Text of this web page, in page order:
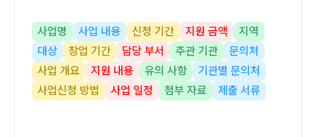
사업명 사업 내용 신청 기간 지원 금액
지역
대상
창업 기간 담당 부서 주관 기관
문의처
사업 개요
지원 내용 유의 사항
기관별 문의처
사업신청 방법
사업 일정 첨부 자료 제출 서류